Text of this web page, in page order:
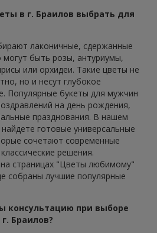
в г. Браилов выбрать для
лаконичные, сдержанные
могут быть розы, антуриумы,
или орхидеи. Такие цветы не
но и несут глубокое
Популярные букеты для мужчин
на день рождения,
празднования. В нашем
готовые универсальные
сочетают современные
решения.
страницах "Цветы любимому"
собраны лучшие популярные
консультацию при выборе
Браилов?